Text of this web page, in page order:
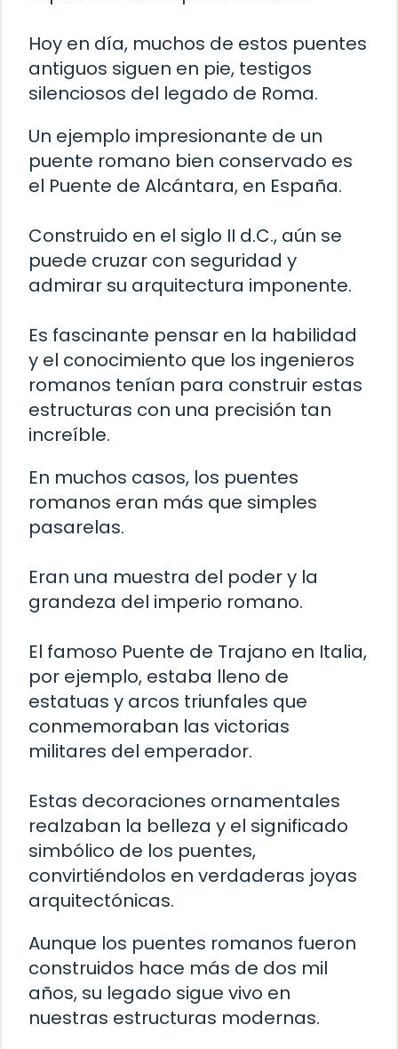
Hoy en día, muchos de estos puentes
antiguos siguen en pie, testigos
silenciosos del legado de Roma.
Un ejemplo impresionante de un
puente romano bien conservado es
el Puente de Alcántara, en España.
Construido en el siglo II d.C., aún se
puede cruzar con seguridad y
admirar su arquitectura imponente.
Es fascinante pensar en la habilidad
y el conocimiento que los ingenieros
romanos tenían para construir estas
estructuras con una precisión tan
increíble.
En muchos casos, los puentes
romanos eran más que simples
pasarelas.
Eran una muestra del poder y la
grandeza del imperio romano.
El famoso Puente de Trajano en Italia,
por ejemplo, estaba lleno de
estatuas y arcos triunfales que
conmemoraban las victorias
militares del emperador.
Estas decoraciones ornamentales
realzaban la belleza y el significado
simbólico de los puentes,
convirtiéndolos en verdaderas joyas
arquitectónicas.
Aunque los puentes romanos fueron
construidos hace más de dos mil
años, su legado sigue vivo en
nuestras estructuras modernas.